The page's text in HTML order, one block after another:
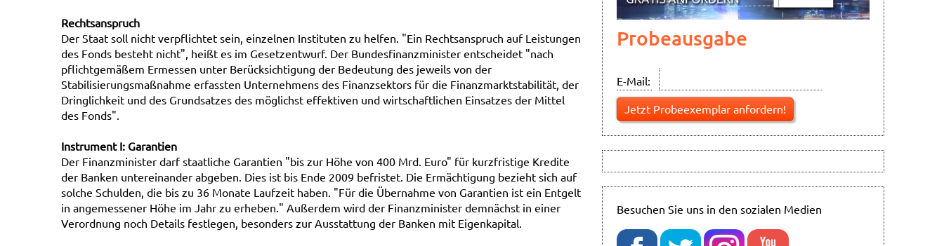
Rechtsanspruch
Der Staat soll nicht verpflichtet sein, einzelnen Instituten zu helfen. "Ein Rechtsanspruch auf Leistungen
des Fonds besteht nicht", heißt es im Gesetzentwurf. Der Bundesfinanzminister entscheidet "nach
pflichtgemäßem Ermessen unter Berücksichtigung der Bedeutung des jeweils von der
Stabilisierungsmaßnahme erfassten Unternehmens des Finanzsektors für die Finanzmarktstabilität, der
Dringlichkeit und des Grundsatzes des möglichst effektiven und wirtschaftlichen Einsatzes der Mittel
des Fonds".
Instrument I: Garantien
Der Finanzminister darf staatliche Garantien "bis zur Höhe von 400 Mrd. Euro" für kurzfristige Kredite
der Banken untereinander abgeben. Dies ist bis Ende 2009 befristet. Die Ermächtigung bezieht sich auf
solche Schulden, die bis zu 36 Monate Laufzeit haben. "Für die Übernahme von Garantien ist ein Entgelt
in angemessener Höhe im Jahr zu erheben." Außerdem wird der Finanzminister demnächst in einer
Verordnung noch Details festlegen, besonders zur Ausstattung der Banken mit Eigenkapital.
Probeausgabe
E-Mail:
Besuchen Sie uns in den sozialen Medien